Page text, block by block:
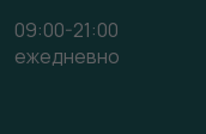
09:00-21:00
ежедневно